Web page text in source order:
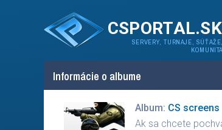
CSPORTAL.SK
SERVERY, TURNAJE, SÚŤAŽE,
KOMUNITA
Informácie o albume
Album: CS screens
Ak sa chcete